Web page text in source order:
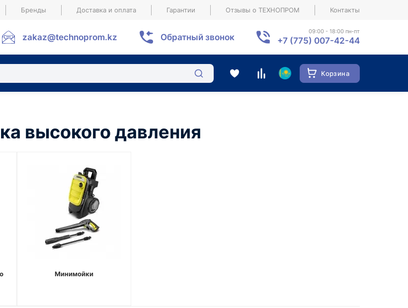
Бренды Доставка и оплата Гарантии Отзывы о ТЕХНОПРОМ Контакты
zakaz@technoprom.kz Обратный звонок
09:00 - 18:00 пн-пт
+7 (775) 007-42-44
Корзина
высокого давления
Минимойки